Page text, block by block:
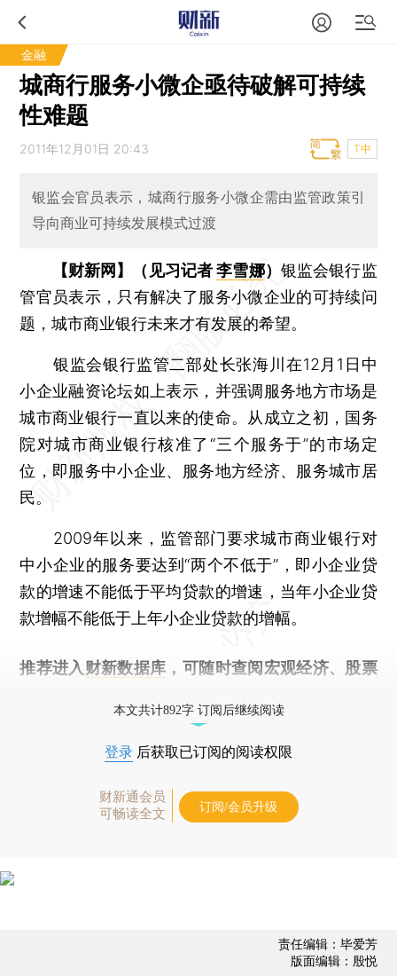
金融
城商行服务小微企亟待破解可持续
性难题
2011年12月01日 20:43 T中
银监会官员表示，城商行服务小微企需由监管政策引
导向商业可持续发展模式过渡
【财新网】（见习记者李雪娜） 银监会银行监
管官员表示，只有解决了服务小微企业的可持续问
题，城市商业银行未来才有发展的希望。
银监会银行监管二部处长张海川在12月1日中
小企业融资论坛如上表示，并强调服务地方市场是
城市商业银行一直以来的使命。从成立之初，国务
院对城市商业银行核准了“三个服务于”的市场定
位，即服务中小企业、服务地方经济、服务城市居
民。
2009年以来，监管部门要求城市商业银行对
中小企业的服务要达到“两个不低于”，即小企业贷
款的增速不能低于平均贷款的增速，当年小企业贷
款增幅不能低于上年小企业贷款的增幅。
推荐进入 财新数据库 ，可随时查阅宏观经济、股票
本文共计892字 订阅后继续阅读
登录 后获取已订阅的阅读权限
财新通会员
可畅读全文
订阅/会员升级
责任编辑：毕爱芳
版面编辑：殷悦